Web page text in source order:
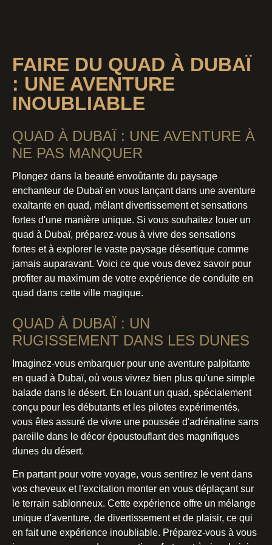
FAIRE DU QUAD À DUBAÏ
: UNE AVENTURE
INOUBLIABLE
QUAD À DUBAÏ : UNE AVENTURE À
NE PAS MANQUER
Plongez dans la beauté envoûtante du paysage
enchanteur de Dubaï en vous lançant dans une aventure
exaltante en quad, mêlant divertissement et sensations
fortes d'une manière unique. Si vous souhaitez louer un
quad à Dubaï, préparez-vous à vivre des sensations
fortes et à explorer le vaste paysage désertique comme
jamais auparavant. Voici ce que vous devez savoir pour
profiter au maximum de votre expérience de conduite en
quad dans cette ville magique.
QUAD À DUBAÏ : UN
RUGISSEMENT DANS LES DUNES
Imaginez-vous embarquer pour une aventure palpitante
en quad à Dubaï, où vous vivrez bien plus qu'une simple
balade dans le désert. En louant un quad, spécialement
conçu pour les débutants et les pilotes expérimentés,
vous êtes assuré de vivre une poussée d'adrénaline sans
pareille dans le décor époustouflant des magnifiques
dunes du désert.
En partant pour votre voyage, vous sentirez le vent dans
vos cheveux et l'excitation monter en vous déplaçant sur
le terrain sablonneux. Cette expérience offre un mélange
unique d'aventure, de divertissement et de plaisir, ce qui
en fait une expérience inoubliable. Préparez-vous à vous